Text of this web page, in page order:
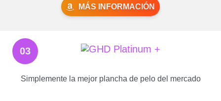
MÁS INFORMACIÓN
03
Simplemente la mejor plancha de pelo del mercado